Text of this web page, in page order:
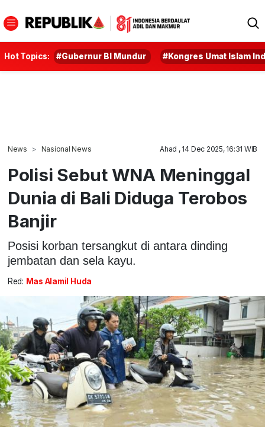
Hot Topics: #Gubernur BI Mundur #Kongres Umat Islam
News Nasional News Ahad , 14 Dec 2025, 16:31 WIB
Polisi Sebut WNA Meninggal
Dunia di Bali Diduga Terobos
Banjir
Posisi korban tersangkut di antara dinding
jembatan dan sela kayu.
Red: Mas Alamil Huda